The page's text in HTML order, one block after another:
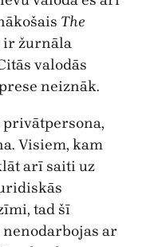
The
ir žurnāla
valodās
neiznāk.
privātpersona,
Visiem, kam
arī saiti uz
tad šī
ar